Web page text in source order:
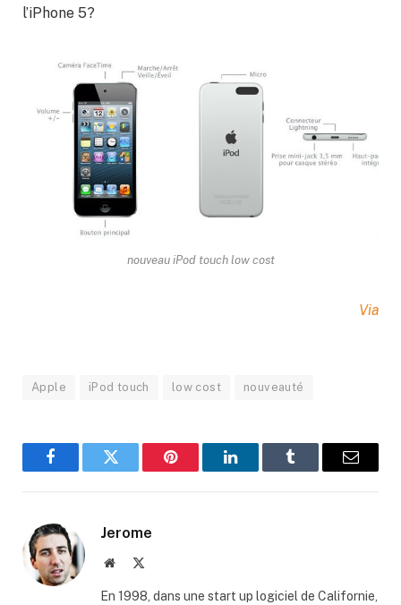
l’iPhone 5?
nouveau iPod touch low cost
Via
Apple iPod touch low cost nouveauté
FacebookTwitter Pinterest LinkedInTumblr Email
Jerome
Website
En 1998, dans une start up logiciel de Californie,